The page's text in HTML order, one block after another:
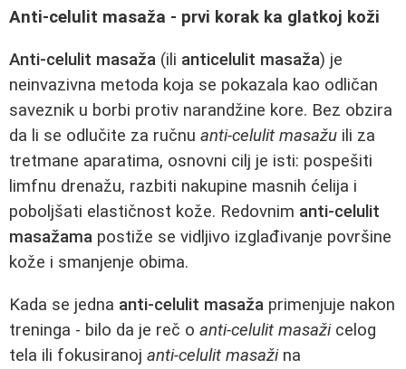
Anti-celulit masaža - prvi korak ka glatkoj koži
Anti-celulit masaža (ili anticelulit masaža) je
neinvazivna metoda koja se pokazala kao odličan
saveznik u borbi protiv narandžine kore. Bez obzira
da li se odlučite za ručnu anti-celulit masažu ili za
tretmane aparatima, osnovni cilj je isti: pospešiti
limfnu drenažu, razbiti nakupine masnih ćelija i
poboljšati elastičnost kože. Redovnim anti-celulit
masažama postiže se vidljivo izglađivanje površine
kože i smanjenje obima.
Kada se jedna anti-celulit masaža primenjuje nakon
treninga - bilo da je reč o anti-celulit masažicelog
tela ili fokusiranoj anti-celulit masažina